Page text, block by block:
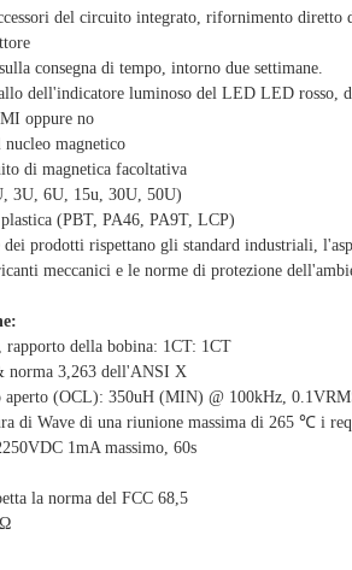
del circuito integrato, rifornimento diretto
consegna di tempo, intorno due settimane.
dell'indicatore luminoso del LED LED rosso,
oppure no
magnetico
di magnetica facoltativa
3U, 6U, 15u, 30U, 50U)
(PBT, PA46, PA9T, LCP)
prodotti rispettano gli standard industriali,
meccanici e le norme di protezione
rapporto della bobina: 1CT: 1CT
norma 3,263 dell'ANSI X
aperto (OCL): 350uH (MIN) @ 100kHz,
di Wave di una riunione massima di 265 ℃ i
1mA massimo, 60s
la norma del FCC 68,5